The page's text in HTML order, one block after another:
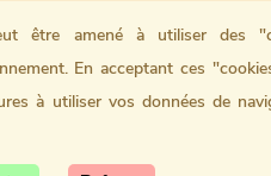
être amené à utiliser des
En acceptant ces
à utiliser vos données de